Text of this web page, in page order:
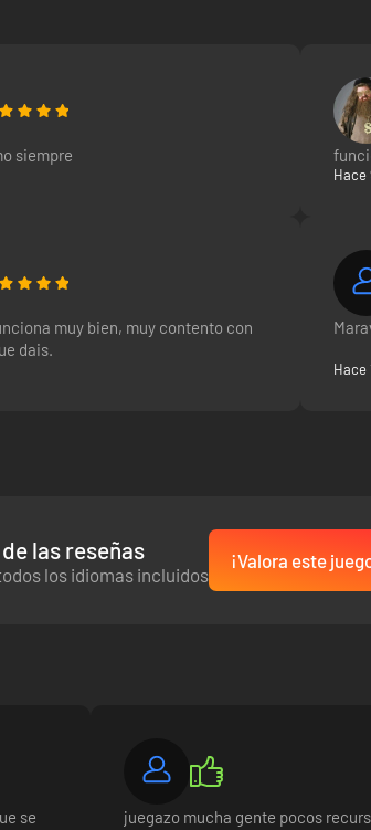
siempre
Hace
muy bien, muy contento con
dais.
Hace
las reseñas
los idiomas incluidos
¡Valora este
se
juegazo mucha gente pocos